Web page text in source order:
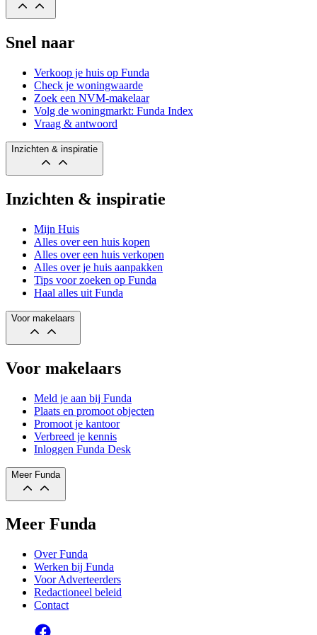
Snel naar
Verkoop je huis op Funda
Check je woningwaarde
Zoek een NVM-makelaar
Volg de woningmarkt: Funda Index
Vraag & antwoord
Inzichten & inspiratie
Inzichten & inspiratie
Mijn Huis
Alles over een huis kopen
Alles over een huis verkopen
Alles over je huis aanpakken
Tips voor zoeken op Funda
Haal alles uit Funda
Voor makelaars
Voor makelaars
Meld je aan bij Funda
Plaats en promoot objecten
Promoot je kantoor
Verbreed je kennis
Inloggen Funda Desk
Meer Funda
Meer Funda
Over Funda
Werken bij Funda
Voor Adverteerders
Redactioneel beleid
Contact